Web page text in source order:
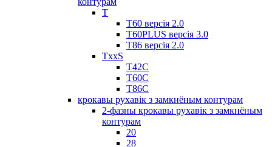
T
Т60 версія 2.0
T60PLUS версія 3.0
Т86 версія 2.0
TxxS
Т42С
Т60С
Т86С
крокавы рухавік з замкнёным контурам
2-фазны крокавы рухавік з замкнёным
контурам
20
28